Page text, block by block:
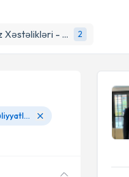
Qulaq Burun Boğaz Xəstəlikləri - LOR Cerrah
2
Qırtlaq (səs teli) əməliyyatları